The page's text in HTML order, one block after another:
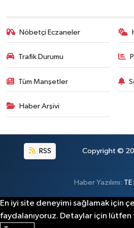
Nöbetçi Eczaneler
Trafik Durumu
Tüm Manşetler
Haber Arşivi
RSS Copyright ©
Haber Yazılımı: TE
En iyi site deneyimi sağlamak için
faydalanıyoruz. Detaylar için lütfen